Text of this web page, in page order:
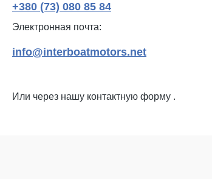
+380 (73) 080 85 84
Электронная почта:
info@interboatmotors.net
Или через нашу контактную форму .